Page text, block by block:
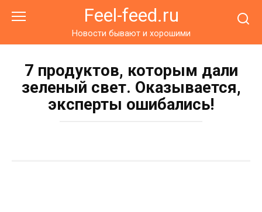
Feel-feed.ru
Новости бывают и хорошими
7 продуктов, которым дали
зеленый свет. Оказывается,
эксперты ошибались!